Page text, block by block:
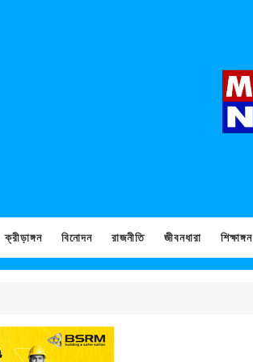
ক্রীড়াঙ্গন বিনোদন রাজনীতি জীবনধারা শিক্ষাঙ্গন